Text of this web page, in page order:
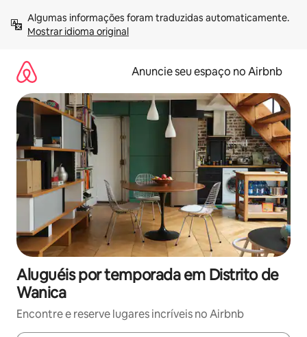
para
Mostrar idioma original
Anuncie seu espaço no Airbnb
Aluguéis por temporada em Distrito de
Wanica
Encontre e reserve lugares incríveis no Airbnb